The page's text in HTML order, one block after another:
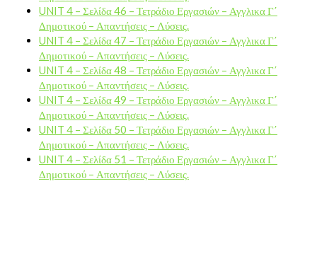
UNIT 4 – Σελίδα 46 – Τετράδιο Εργασιών – Αγγλικα Γ΄
Δημοτικού – Απαντήσεις – Λύσεις.
UNIT 4 – Σελίδα 47 – Τετράδιο Εργασιών – Αγγλικα Γ΄
Δημοτικού – Απαντήσεις – Λύσεις.
UNIT 4 – Σελίδα 48 – Τετράδιο Εργασιών – Αγγλικα Γ΄
Δημοτικού – Απαντήσεις – Λύσεις.
UNIT 4 – Σελίδα 49 – Τετράδιο Εργασιών – Αγγλικα Γ΄
Δημοτικού – Απαντήσεις – Λύσεις.
UNIT 4 – Σελίδα 50 – Τετράδιο Εργασιών – Αγγλικα Γ΄
Δημοτικού – Απαντήσεις – Λύσεις.
UNIT 4 – Σελίδα 51 – Τετράδιο Εργασιών – Αγγλικα Γ΄
Δημοτικού – Απαντήσεις – Λύσεις.